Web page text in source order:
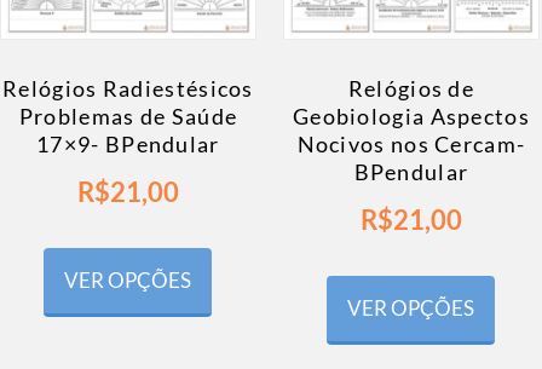
Relógios Radiestésicos
Problemas de Saúde
17×9- BPendular
R$21,00
VER OPÇÕES
Relógios de
Geobiologia Aspectos
Nocivos nos Cercam-
BPendular
R$21,00
VER OPÇÕES